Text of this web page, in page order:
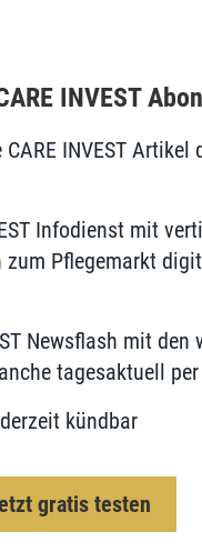
INVEST
INVEST Artikel
Infodienst mit
zum Pflegemarkt
Newsflash mit den
tagesaktuell
kündbar
gratis testen